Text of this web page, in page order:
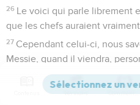
26 Le voici qui parle librement
que les chefs auraient
27 Cependant celui-ci, nous
Messie, quand il viendra,
Jésus enseignait dans le
me connaissez et vous savez
Versions Commentaires